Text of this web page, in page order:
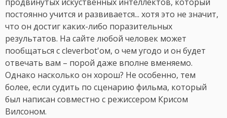
постоянно учится и развивается... хотя это не значит,
что он достиг каких-либо поразительных
результатов. На сайте любой человек может
пообщаться с cleverbot'ом, о чем угодо и он будет
отвечать вам – порой даже вполне вменяемо.
Однако насколько он хорош? Не особенно, тем
более, если судить по сценарию фильма, который
был написан совместно с режиссером Крисом
Вилсоном.